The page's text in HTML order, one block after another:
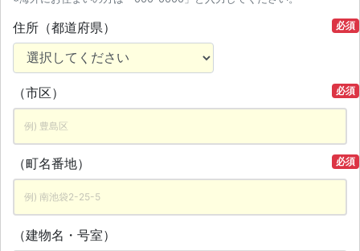
住所（都道府県） 必須
（市区） 必須
（町名番地） 必須
（建物名・号室）